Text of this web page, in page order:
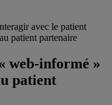
avec le patient
patient partenaire
web-informé »
patient